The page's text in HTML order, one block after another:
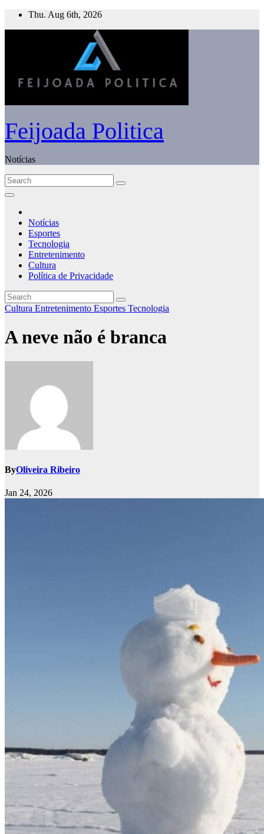
Skip
Thu. Aug 6th, 2026
Feijoada Politica
Notícias
Notícias
Esportes
Tecnologia
Entretenimento
Cultura
Política de Privacidade
Cultura Entretenimento Esportes Tecnologia
A neve não é branca
ByOliveira Ribeiro
Jan 24, 2026